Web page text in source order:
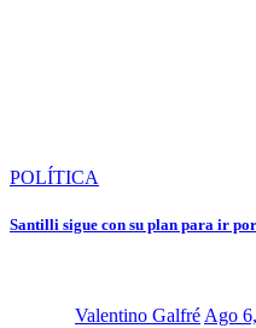
POLÍTICA
Santilli sigue con su plan para ir
Valentino GalfréAgo